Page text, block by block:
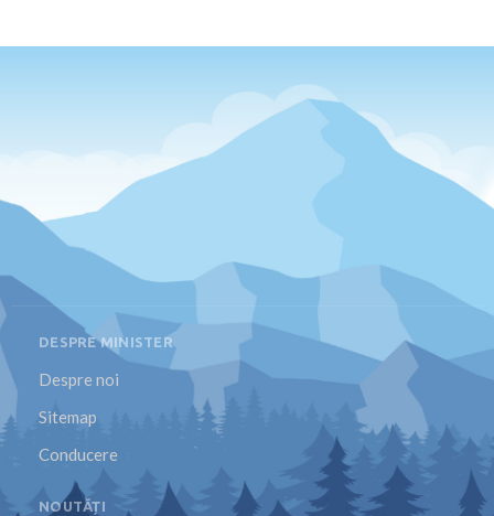
DESPRE MINISTER
Despre noi
Sitemap
Conducere
NOUTĂȚI